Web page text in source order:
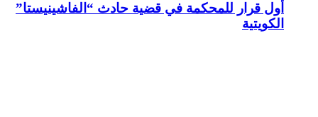
أول قرار للمحكمة في قضية حادث “الفاشينيستا”
الكويتية